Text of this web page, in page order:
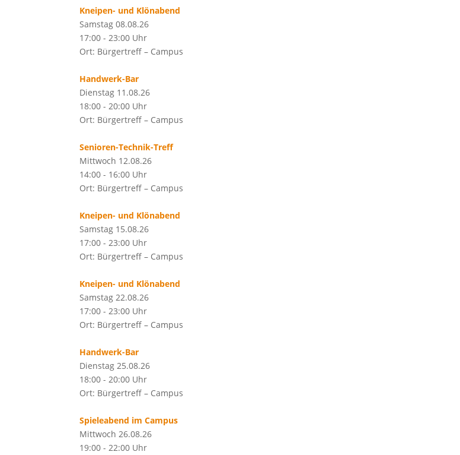
Kneipen- und Klönabend
Samstag 08.08.26
17:00 - 23:00 Uhr
Ort: Bürgertreff – Campus
Handwerk-Bar
Dienstag 11.08.26
18:00 - 20:00 Uhr
Ort: Bürgertreff – Campus
Senioren-Technik-Treff
Mittwoch 12.08.26
14:00 - 16:00 Uhr
Ort: Bürgertreff – Campus
Kneipen- und Klönabend
Samstag 15.08.26
17:00 - 23:00 Uhr
Ort: Bürgertreff – Campus
Kneipen- und Klönabend
Samstag 22.08.26
17:00 - 23:00 Uhr
Ort: Bürgertreff – Campus
Handwerk-Bar
Dienstag 25.08.26
18:00 - 20:00 Uhr
Ort: Bürgertreff – Campus
Spieleabend im Campus
Mittwoch 26.08.26
19:00 - 22:00 Uhr